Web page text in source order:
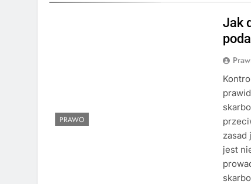
PRAWO
Jak
zasad
jest